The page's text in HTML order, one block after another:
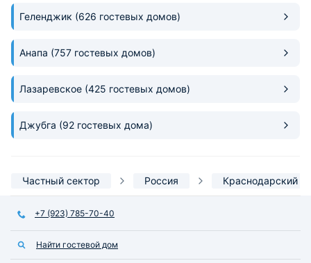
Геленджик (626 гостевых домов)
Анапа (757 гостевых домов)
Лазаревское (425 гостевых домов)
Джубга (92 гостевых дома)
Частный сектор Россия Краснодарский
+7 (923) 785-70-40
Найти гостевой дом